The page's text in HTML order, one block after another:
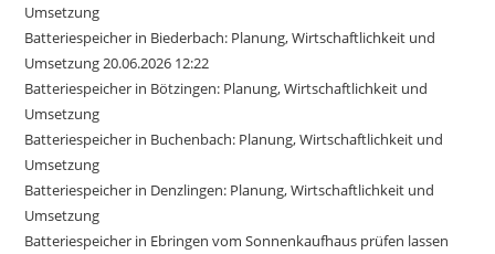
Umsetzung
Batteriespeicher in Biederbach: Planung, Wirtschaftlichkeit und
Umsetzung 20.06.2026 12:22
Batteriespeicher in Bötzingen: Planung, Wirtschaftlichkeit und
Umsetzung
Batteriespeicher in Buchenbach: Planung, Wirtschaftlichkeit und
Umsetzung
Batteriespeicher in Denzlingen: Planung, Wirtschaftlichkeit und
Umsetzung
Batteriespeicher in Ebringen vom Sonnenkaufhaus prüfen lassen